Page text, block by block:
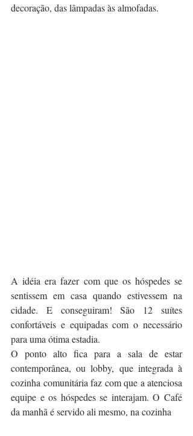
decoração, das lâmpadas às almofadas.
A idéia era fazer com que os hóspedes se
sentissem em casa quando estivessem na
cidade. E conseguiram! São 12 suítes
confortáveis e equipadas com o necessário
para uma ótima estadia.
O ponto alto fica para a sala de estar
contemporânea, ou lobby, que integrada à
cozinha comunitária faz com que a atenciosa
equipe e os hóspedes se interajam. O Café
da manhã é servido ali mesmo, na cozinha